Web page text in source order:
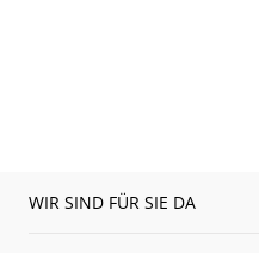
WIR SIND FÜR SIE DA